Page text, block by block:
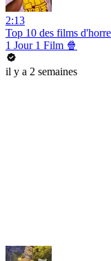
2:13
Top 10 des films
1 Jour 1 Film 🍿
il y a 2 semaines